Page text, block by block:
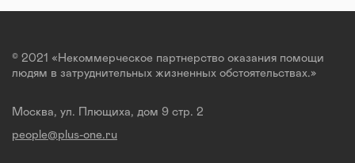
© 2021 «Некоммерческое партнерство оказания помощи
людям в затруднительных жизненных обстоятельствах.»
Москва, ул. Плющиха, дом 9 стр. 2
people@plus-one.ru